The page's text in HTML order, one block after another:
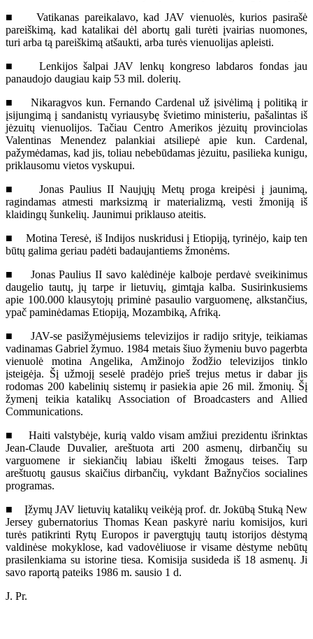
■ Vatikanas pareikalavo, kad JAV vienuolės, kurios pasirašė
pareiškimą, kad katalikai dėl abortų gali turėti įvairias nuomones,
turi arba tą pareiškimą atšaukti, arba turės vienuolijas apleisti.
■ Lenkijos šalpai JAV lenkų kongreso labdaros fondas jau
panaudojo daugiau kaip 53 mil. dolerių.
■ Nikaragvos kun. Fernando Cardenal už įsivėlimą į politiką ir
įsijungimą į sandanistų vyriausybę švietimo ministeriu, pašalintas iš
jėzuitų vienuolijos. Tačiau Centro Amerikos jėzuitų provinciolas
Valentinas Menendez palankiai atsiliepė apie kun. Cardenal,
pažymėdamas, kad jis, toliau nebebūdamas jėzuitu, pasilieka kunigu,
priklausomu vietos vyskupui.
■ Jonas Paulius II Naujųjų Metų proga kreipėsi į jaunimą,
ragindamas atmesti marksizmą ir materializmą, vesti žmoniją iš
klaidingų šunkelių. Jaunimui priklauso ateitis.
■ Motina Teresė, iš Indijos nuskridusi į Etiopiją, tyrinėjo, kaip ten
būtų galima geriau padėti badaujantiems žmonėms.
■ Jonas Paulius II savo kalėdinėje kalboje perdavė sveikinimus
daugelio tautų, jų tarpe ir lietuvių, gimtąja kalba. Susirinkusiems
apie 100.000 klausytojų priminė pasaulio varguomenę, alkstančius,
ypač paminėdamas Etiopiją, Mozambiką, Afriką.
■ JAV-se pasižymėjusiems televizijos ir radijo srityje, teikiamas
vadinamas Gabriel žymuo. 1984 metais šiuo žymeniu buvo pagerbta
vienuolė motina Angelika, Amžinojo žodžio televizijos tinklo
įsteigėja. Šį užmojį seselė pradėjo prieš trejus metus ir dabar jis
rodomas 200 kabelinių sistemų ir pasiekia apie 26 mil. žmonių. Šį
žymenį teikia katalikų Association of Broadcasters and Allied
Communications.
■ Haiti valstybėje, kurią valdo visam amžiui prezidentu išrinktas
Jean-Claude Duvalier, areštuota arti 200 asmenų, dirbančių su
varguomene ir siekiančių labiau iškelti žmogaus teises. Tarp
areštuotų gausus skaičius dirbančių, vykdant Bažnyčios socialines
programas.
■ Įžymų JAV lietuvių katalikų veikėją prof. dr. Jokūbą Stuką New
Jersey gubernatorius Thomas Kean paskyrė nariu komisijos, kuri
turės patikrinti Rytų Europos ir pavergtųjų tautų istorijos dėstymą
valdinėse mokyklose, kad vadovėliuose ir visame dėstyme nebūtų
prasilenkiama su istorine tiesa. Komisija susideda iš 18 asmenų. Ji
savo raportą pateiks 1986 m. sausio 1 d.
J. Pr.